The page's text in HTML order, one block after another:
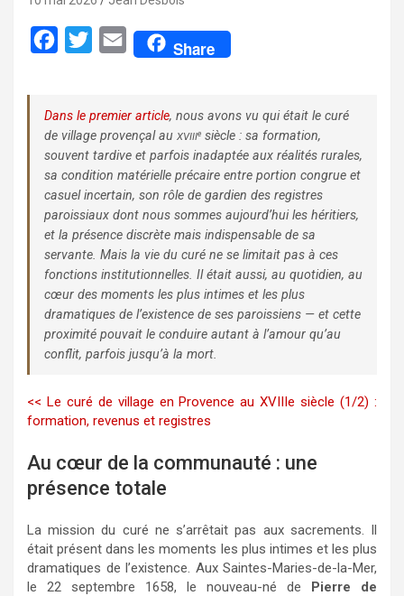
e
o
o
k
t
t
e
r
E
i
Share
Dans le premier article, nous avons vu qui était le curé
de village provençal au XVIIIe siècle : sa formation,
souvent tardive et parfois inadaptée aux réalités rurales,
sa condition matérielle précaire entre portion congrue et
casuel incertain, son rôle de gardien des registres
paroissiaux dont nous sommes aujourd’hui les héritiers,
et la présence discrète mais indispensable de sa
servante. Mais la vie du curé ne se limitait pas à ces
fonctions institutionnelles. Il était aussi, au quotidien, au
cœur des moments les plus intimes et les plus
dramatiques de l’existence de ses paroissiens — et cette
proximité pouvait le conduire autant à l’amour qu’au
conflit, parfois jusqu’à la mort.
<< Le curé de village en Provence au XVIIIe siècle (1/2) :
formation, revenus et registres
Au cœur de la communauté : une
présence totale
La mission du curé ne s’arrêtait pas aux sacrements. Il
était présent dans les moments les plus intimes et les plus
dramatiques de l’existence. Aux Saintes-Maries-de-la-Mer,
le 22 septembre 1658, le nouveau-né de Pierre de